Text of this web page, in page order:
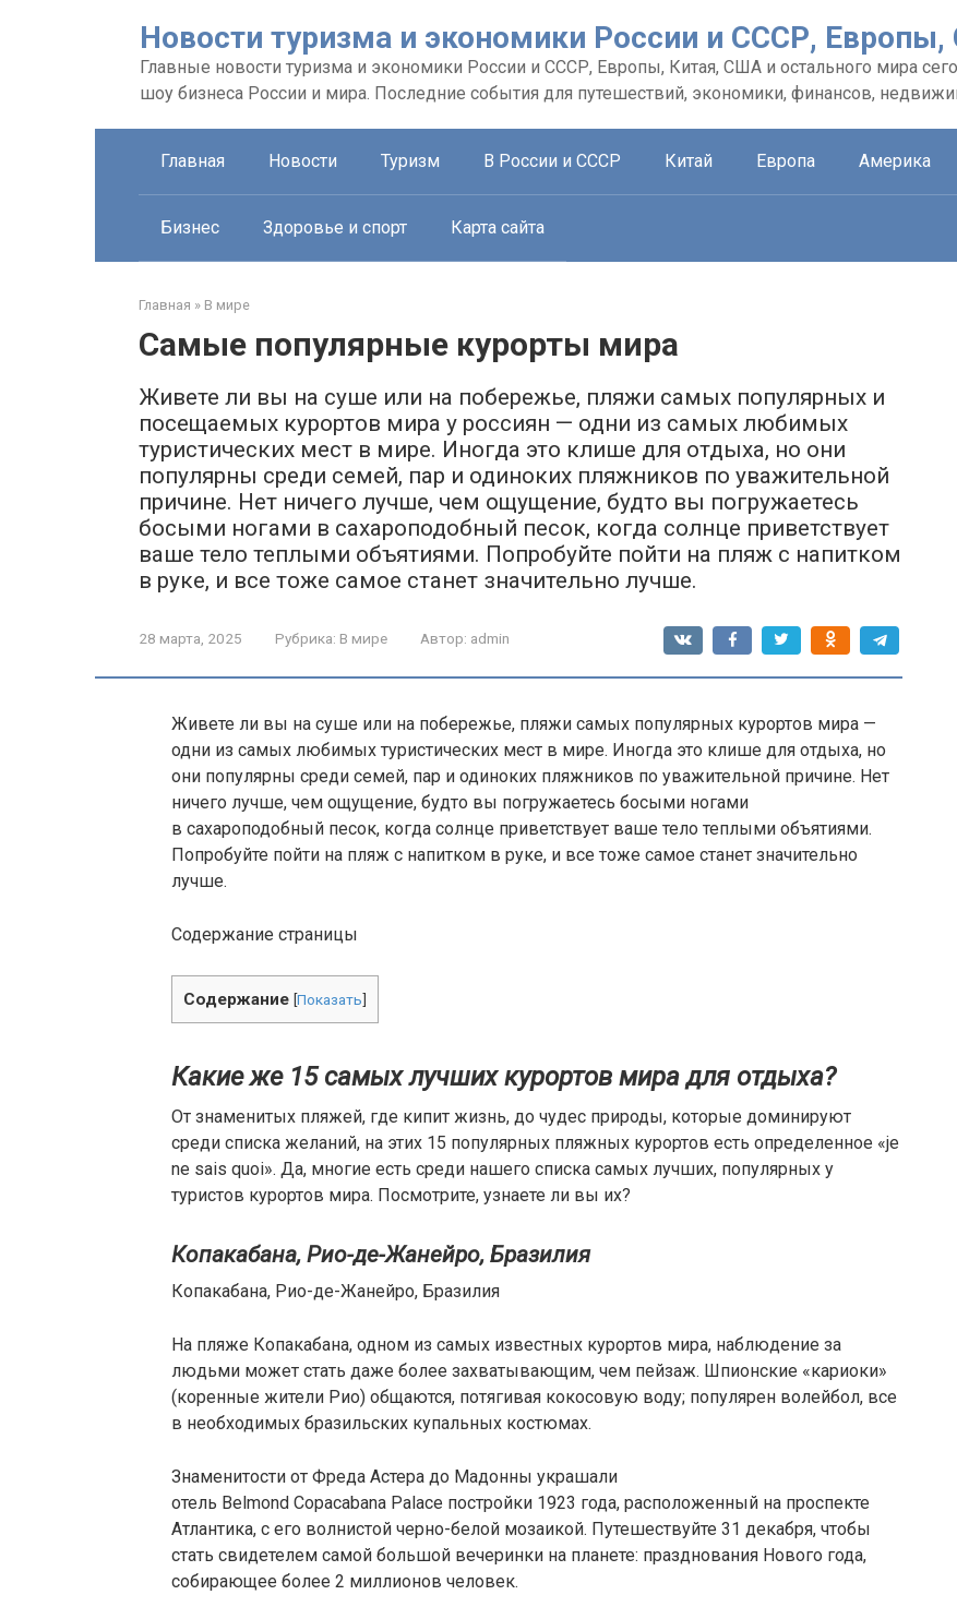
Новости туризма и экономики России и СССР,
Главные новости туризма и экономики России и СССР, Европы, Китая, США и остального мира
шоу бизнеса России и мира. Последние события для путешествий, экономики, финансов,
Главная Новости Туризм В России и СССР Китай Европа Америка
Бизнес Здоровье и спорт Карта сайта
Главная » В мире
Самые популярные курорты мира
Живете ли вы на суше или на побережье, пляжи самых популярных и
посещаемых курортов мира у россиян — одни из самых любимых
туристических мест в мире. Иногда это клише для отдыха, но они
популярны среди семей, пар и одиноких пляжников по уважительной
причине. Нет ничего лучше, чем ощущение, будто вы погружаетесь
босыми ногами в сахароподобный песок, когда солнце приветствует
ваше тело теплыми объятиями. Попробуйте пойти на пляж с напитком
в руке, и все тоже самое станет значительно лучше.
28 марта, 2025 Рубрика: В мире Автор: admin
Живете ли вы на суше или на побережье, пляжи самых популярных курортов мира —
одни из самых любимых туристических мест в мире. Иногда это клише для отдыха, но
они популярны среди семей, пар и одиноких пляжников по уважительной причине. Нет
ничего лучше, чем ощущение, будто вы погружаетесь босыми ногами
в сахароподобный песок, когда солнце приветствует ваше тело теплыми объятиями.
Попробуйте пойти на пляж с напитком в руке, и все тоже самое станет значительно
лучше.
Содержание страницы
Содержание [Показать]
Какие же 15 самых лучших курортов мира для отдыха?
От знаменитых пляжей, где кипит жизнь, до чудес природы, которые доминируют
среди списка желаний, на этих 15 популярных пляжных курортов есть определенное «je
ne sais quoi». Да, многие есть среди нашего списка самых лучших, популярных у
туристов курортов мира. Посмотрите, узнаете ли вы их?
Копакабана, Рио-де-Жанейро, Бразилия
Копакабана, Рио-де-Жанейро, Бразилия
На пляже Копакабана, одном из самых известных курортов мира, наблюдение за
людьми может стать даже более захватывающим, чем пейзаж. Шпионские «кариоки»
(коренные жители Рио) общаются, потягивая кокосовую воду; популярен волейбол, все
в необходимых бразильских купальных костюмах.
Знаменитости от Фреда Астера до Мадонны украшали
отель Belmond Copacabana Palace постройки 1923 года, расположенный на проспекте
Атлантика, с его волнистой черно-белой мозаикой. Путешествуйте 31 декабря, чтобы
стать свидетелем самой большой вечеринки на планете: празднования Нового года,
собирающее более 2 миллионов человек.